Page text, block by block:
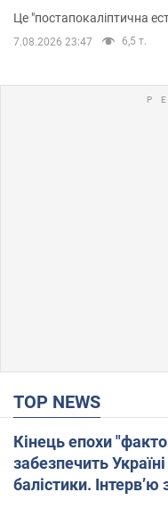
Це "постапокаліптична
7.08.2026 23:47 6,5 т.
TOP NEWS
Кінець епохи
забезпечить
балістики.